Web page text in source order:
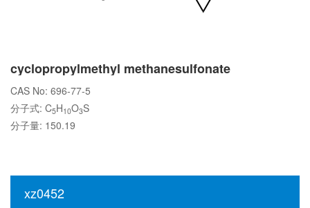
cyclopropylmethyl methanesulfonate
CAS No: 696-77-5
分子式: C5H10O3S
分子量: 150.19
xz0452